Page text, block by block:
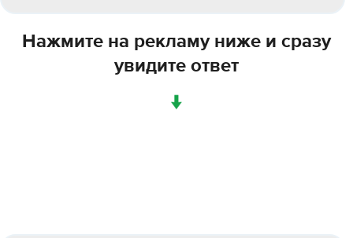
Нажмите на рекламу ниже и сразу
увидите ответ
↓